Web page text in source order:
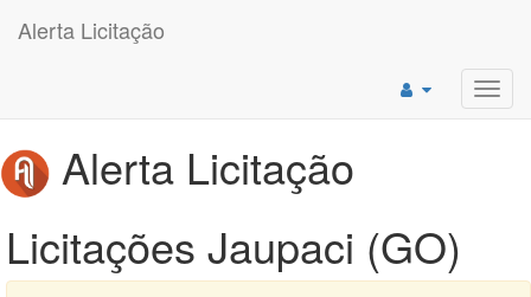
Alerta Licitação
Alerta Licitação
Licitações Jaupaci (GO)